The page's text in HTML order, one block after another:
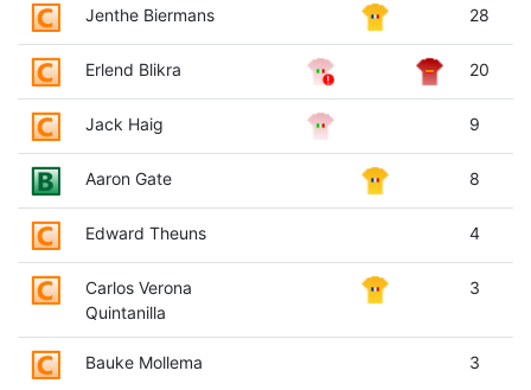
Jenthe Biermans 28
Erlend Blikra 20
Jack Haig 9
Aaron Gate 8
Edward Theuns 4
Carlos Verona
Quintanilla
3
Bauke Mollema 3